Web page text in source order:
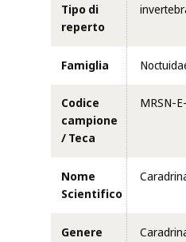
Tipo di
reperto
Famiglia
Codice
campione
/ Teca
MRSN-
Nome
Scientifico
Genere